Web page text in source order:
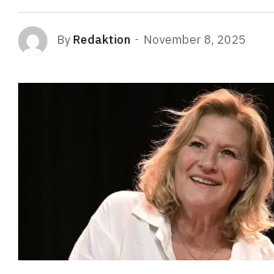
By Redaktion November 8, 2025